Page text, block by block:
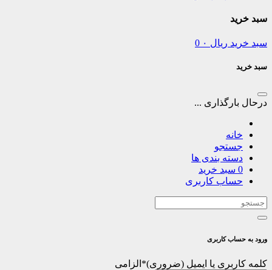
سبد خرید
سبد خرید ریال 0
سبد خرید
درحال بارگذاری ...
خانه
جستجو
دسته بندی ها
0 سبد خرید
حساب کاربری
ورود به حساب کاربری
کلمه کاربری یا ایمیل * الزامی